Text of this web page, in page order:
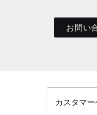
お問い
カスタマー